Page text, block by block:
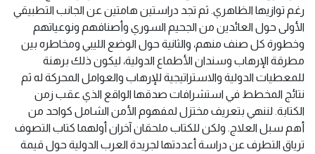
رغم توازيها الظاهري. ثم تجد دراستين هامتين عن الجانب التطبيقي
الأولى حول العائدين من الجحيم السوري وأصنافهم ونوعياتهم
وخطورة كل صنف منهم، والثانية حول الوضع الليبي ومخاطره بين
مطرقة الإرهاب وسندان الأطماع الدولية، ليكون ذلك برهنة
للمعطيات الدولية والاستراتيجية للإرهاب والعوامل المحركة له ثم
نتائج المخطط في استشرافات صدقها الواقع الذي عقب زمن
الكتابة. لننهي بتعريف مختزل لمفهوم الأمن الشامل كواحد من
أهم سبل العلاج. ولكن للكتاب ملحقان آخران أولهما كتاب التصوف
ترياق التطرف عن دراسة أعددتها لجريدة العرب الدولية حول قيمة